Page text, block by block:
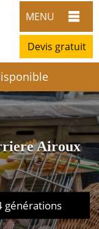
MENU
Devis gratuit
Airoux
générations